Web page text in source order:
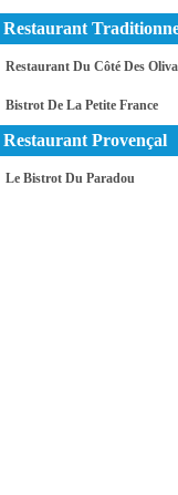
Restaurant
Restaurant Du Côté Des
Bistrot De La Petite France
Restaurant Provençal
Le Bistrot Du Paradou